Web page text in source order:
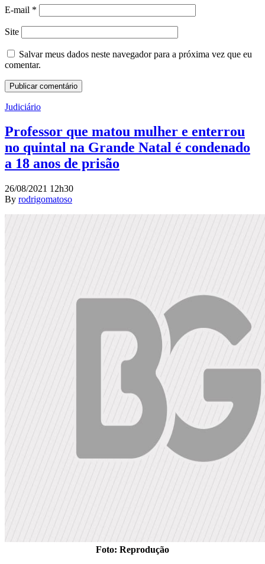
E-mail *
Site
Salvar meus dados neste navegador para a próxima vez que eu
comentar.
Judiciário
Professor que matou mulher e enterrou
no quintal na Grande Natal é condenado
a 18 anos de prisão
26/08/2021 12h30
By rodrigomatoso
Foto: Reprodução